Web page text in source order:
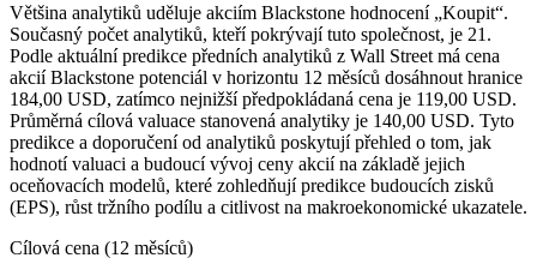
Většina analytiků uděluje akciím Blackstone hodnocení „Koupit“.
Současný počet analytiků, kteří pokrývají tuto společnost, je 21.
Podle aktuální predikce předních analytiků z Wall Street má cena
akcií Blackstone potenciál v horizontu 12 měsíců dosáhnout hranice
184,00 USD, zatímco nejnižší předpokládaná cena je 119,00 USD.
Průměrná cílová valuace stanovená analytiky je 140,00 USD. Tyto
predikce a doporučení od analytiků poskytují přehled o tom, jak
hodnotí valuaci a budoucí vývoj ceny akcií na základě jejich
oceňovacích modelů, které zohledňují predikce budoucích zisků
(EPS), růst tržního podílu a citlivost na makroekonomické ukazatele.
Cílová cena (12 měsíců)